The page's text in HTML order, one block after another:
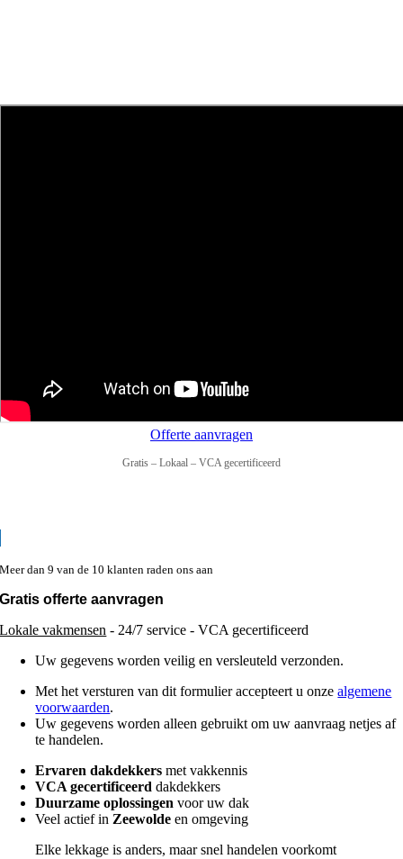
Offerte aanvragen
Gratis – Lokaal – VCA gecertificeerd
Meer dan 9 van de 10 klanten raden ons aan
Gratis offerte aanvragen
Lokale vakmensen - 24/7 service - VCA gecertificeerd
Uw gegevens worden veilig en versleuteld verzonden.
Met het versturen van dit formulier accepteert u onzealgemene
voorwaarden.
Uw gegevens worden alleen gebruikt om uw aanvraag netjes af
te handelen.
Ervaren dakdekkers met vakkennis
VCA gecertificeerddakdekkers
Duurzame oplossingen voor uw dak
Veel actief inZeewolde en omgeving
Elke lekkage is anders, maar snel handelen voorkomt